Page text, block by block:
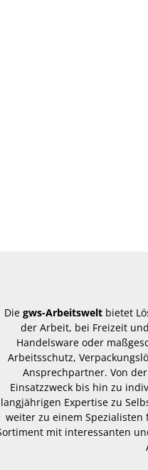
Die gws-Arbeitsweltbietet
der Arbeit, bei Freizeit
Handelsware oder
Arbeitsschutz,
Ansprechpartner. Von
Einsatzzweck bis hin zu
langjährigen Expertise zu
weiter zu einem
mit interessanten